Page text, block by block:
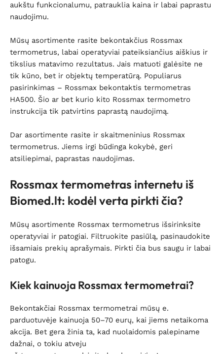
aukštu funkcionalumu, patrauklia kaina ir labai paprastu
naudojimu.
Mūsų asortimente rasite bekontakčius Rossmax
termometrus, labai operatyviai pateiksiančius aiškius ir
tikslius matavimo rezultatus. Jais matuoti galėsite ne
tik kūno, bet ir objektų temperatūrą. Populiarus
pasirinkimas – Rossmax bekontaktis termometras
HA500. Šio ar bet kurio kito Rossmax termometro
instrukcija tik patvirtins paprastą naudojimą.
Dar asortimente rasite ir skaitmeninius Rossmax
termometrus. Jiems irgi būdinga kokybė, geri
atsiliepimai, paprastas naudojimas.
Rossmax termometras internetu iš
Biomed.lt: kodėl verta pirkti čia?
Mūsų asortimente Rossmax termometrus išsirinksite
operatyviai ir patogiai. Filtruokite pasiūlą, pasinaudokite
išsamiais prekių aprašymais. Pirkti čia bus saugu ir labai
patogu.
Kiek kainuoja Rossmax termometrai?
Bekontakčiai Rossmax termometrai mūsų e.
parduotuvėje kainuoja 50–70 eurų, kai jiems netaikoma
akcija. Bet gera žinia ta, kad nuolaidomis palepiname
dažnai, o tokiu atveju